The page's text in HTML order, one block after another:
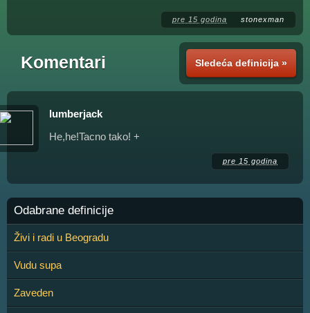
pre 15 godina stonexman
Sledeća definicija »
Komentari
lumberjack
He,he!Tacno tako! +
pre 15 godina
Odabrane definicije
Živi i radi u Beogradu
Vudu supa
Zaveden